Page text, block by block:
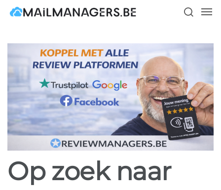
Skip
Op zoek naar